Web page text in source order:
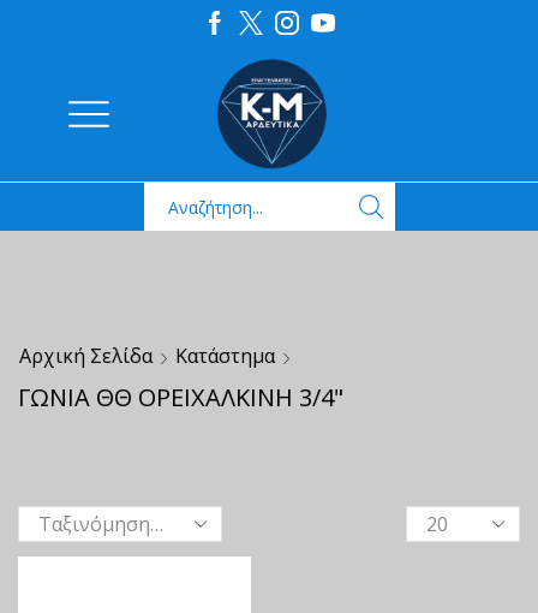
Αρχική Σελίδα Κατάστημα
ΓΩΝΙΑ ΘΘ ΟΡΕΙΧΑΛΚΙΝΗ 3/4"